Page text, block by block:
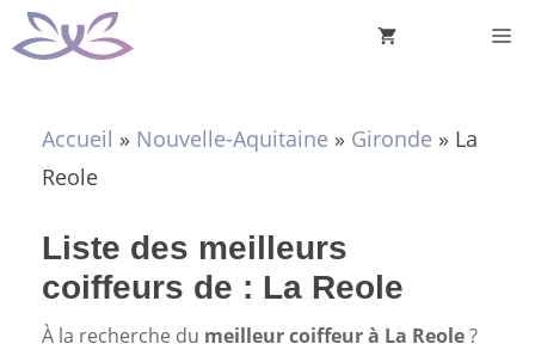
Aller
au
Accueil » Nouvelle-Aquitaine » Gironde » La
Reole
Liste des meilleurs
coiffeurs de : La Reole
À la recherche du meilleur coiffeur à La Reole?